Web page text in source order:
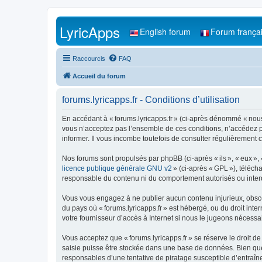
LyricApps English forum Forum
Raccourcis FAQ
Accueil du forum
forums.lyricapps.fr - Conditions d’utilisation
En accédant à « forums.lyricapps.fr » (ci-après dénommé «
vous n’acceptez pas l’ensemble de ces conditions,
informer. Il vous incombe toutefois de consulter
Nos forums sont propulsés par phpBB (ci-après « ils », « eux
licence publique générale GNU v2 » (ci-après « GPL »),
responsable du contenu ni du comportement autorisés ou
Vous vous engagez à ne publier aucun contenu injurieux,
du pays où « forums.lyricapps.fr » est hébergé, ou du droit
votre fournisseur d’accès à Internet si nous le jugeons
Vous acceptez que « forums.lyricapps.fr » se réserve le droit
saisie puisse être stockée dans une base de données. Bien
responsables d’une tentative de piratage susceptible